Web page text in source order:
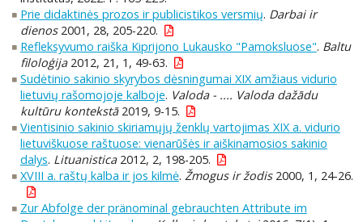
Prie didaktinės prozos ir publicistikos versmių. Darbai ir
dienos2001, 28, 205-220.
Refleksyvumo raiška Kiprijono Lukausko "Pamoksluose". Baltu
filoloģija2012, 21, 1, 49-63.
Sudėtinio sakinio skyrybos dėsningumai XIX amžiaus vidurio
lietuvių rašomojoje kalboje. Valoda - .... Valoda dažādu
kultūru kontekstā2019, 9-15.
Vientisinio sakinio skiriamųjų ženklų vartojimas XIX a. vidurio
lietuviškuose raštuose: vienarūšės ir aiškinamosios sakinio
dalys. Lituanistica2012, 2, 198-205.
XVIII a. raštų kalba ir jos kilmė. Žmogus ir žodis2000, 1, 24-26.
Zur Abfolge der pränominal gebrauchten Attribute im